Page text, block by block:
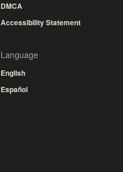
DMCA
Accessibility Statement
Language
English
Español